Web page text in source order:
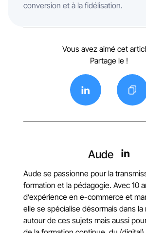
conversion et à la fidélisation.
Vous avez aimé cet
Partage le !
Aude
Aude se passionne pour la
formation et la pédagogie. Avec 10
d’expérience en e-commerce et
elle se spécialise désormais dans
autour de ces sujets mais aussi